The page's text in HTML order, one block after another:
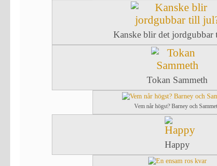
Kanske blir det jordgubbar
Tokan Sammeth
Vem når högst? Barney och
Happy